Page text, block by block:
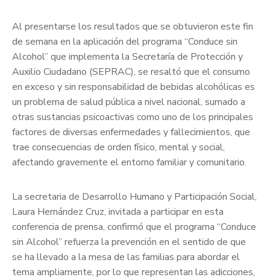
Al presentarse los resultados que se obtuvieron este fin
de semana en la aplicación del programa “Conduce sin
Alcohol” que implementa la Secretaría de Protección y
Auxilio Ciudadano (SEPRAC), se resaltó que el consumo
en exceso y sin responsabilidad de bebidas alcohólicas es
un problema de salud pública a nivel nacional, sumado a
otras sustancias psicoactivas como uno de los principales
factores de diversas enfermedades y fallecimientos, que
trae consecuencias de orden físico, mental y social,
afectando gravemente el entorno familiar y comunitario.
La secretaria de Desarrollo Humano y Participación Social,
Laura Hernández Cruz, invitada a participar en esta
conferencia de prensa, confirmó que el programa “Conduce
sin Alcohol” refuerza la prevención en el sentido de que
se ha llevado a la mesa de las familias para abordar el
tema ampliamente, por lo que representan las adicciones,